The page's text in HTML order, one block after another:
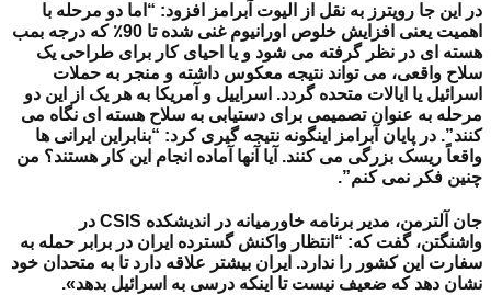
در این جا رویترز به نقل از الیوت آبرامز افزود: “اما دو مرحله با
اهمیت یعنی افزایش خلوص اورانیوم غنی شده تا 90٪ که درجه بمب
هسته ای در نظر گرفته می شود و یا احیای کار برای طراحی یک
سلاح واقعی، می تواند نتیجه معکوس داشته و منجر به حملات
اسرائیل یا ایالات متحده گردد. اسراییل و آمریکا به هر یک از این دو
مرحله به عنوان تصمیمی برای دستیابی به سلاح هسته ای نگاه می
کنند”. در پایان آبرامز اینگونه نتیجه گیری کرد: “بنابراین ایرانی ها
واقعاً ریسک بزرگی می کنند. آیا آنها آماده انجام این کار هستند؟ من
چنین فکر نمی کنم”.
جان آلترمن، مدیر برنامه خاورمیانه در اندیشکده CSIS در
واشنگتن، گفت که: “انتظار واکنش گسترده ایران در برابر حمله به
سفارت این کشور را ندارد. ایران بیشتر علاقه دارد تا به متحدان خود
نشان دهد که ضعیف نیست تا اینکه درسی به اسرائیل بدهد».